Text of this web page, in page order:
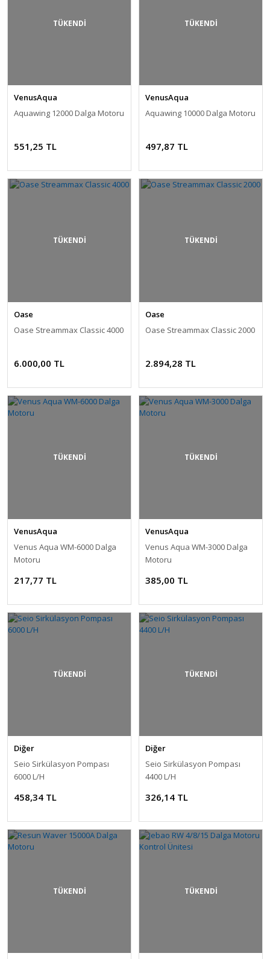
TÜKENDİ
VenusAqua
Aquawing 12000 Dalga Motoru
551,25 TL
TÜKENDİ
VenusAqua
Aquawing 10000 Dalga Motoru
497,87 TL
TÜKENDİ
Oase
Oase Streammax Classic 4000
6.000,00 TL
TÜKENDİ
Oase
Oase Streammax Classic 2000
2.894,28 TL
TÜKENDİ
VenusAqua
Venus Aqua WM-6000 Dalga
Motoru
217,77 TL
TÜKENDİ
VenusAqua
Venus Aqua WM-3000 Dalga
Motoru
385,00 TL
TÜKENDİ
Diğer
Seio Sirkülasyon Pompası
6000 L/H
458,34 TL
TÜKENDİ
Diğer
Seio Sirkülasyon Pompası
4400 L/H
326,14 TL
TÜKENDİ TÜKENDİ